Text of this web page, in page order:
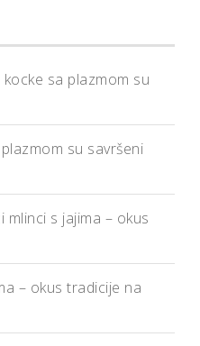
kocke sa plazmom su
su savršeni
mlinci s jajima – okus
– okus tradicije na